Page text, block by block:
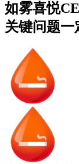
如雾喜悦
关键问题